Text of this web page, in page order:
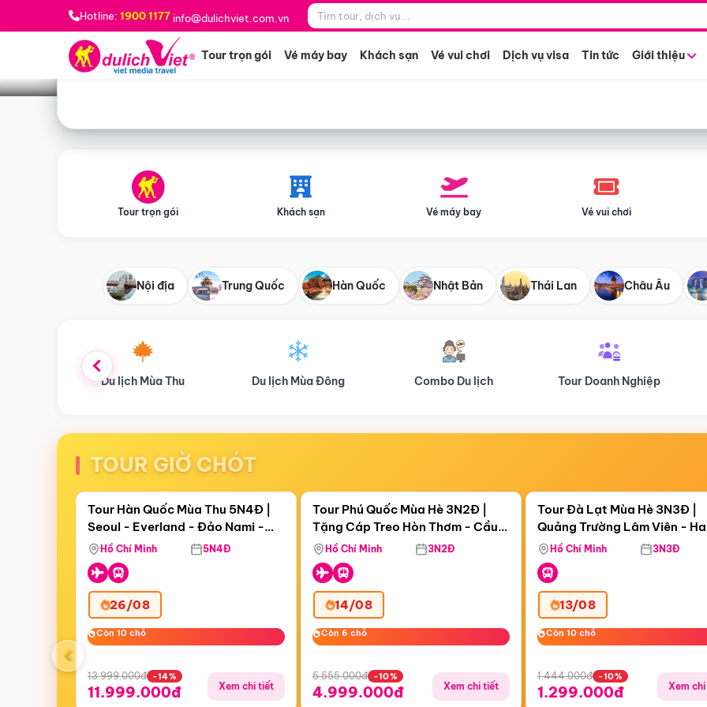
Hotline: 1900 1177 info@dulichviet.com.vn
Tour trọn gói Vé máy bay Khách sạn Vé vui chơi Dịch vụ visa Tin tức Giới thiệu
Bạn muốn đi đâu? *
Tour trọn gói Khách sạn Vé máy bay Vé vui chơi
Nội địa Trung Quốc Hàn Quốc Nhật Bản Thái Lan Châu Âu
Du lịch Mùa Đông Combo Du lịch Tour Doanh Nghiệp Du lịch Hành Hương
TOUR GIỜ CHÓT
Còn18 ngày 17:10:29
Bay Sun Phuquoc Airways
Điểm nổi bật
Tour Hàn Quốc Mùa Thu 5N4Đ |
Seoul - Everland - Đảo Nami -
Tháp Namsan (Bay Sun Phuquoc
Airways)
Hồ Chí Minh 5N4Đ
26/08
Còn 10 chỗ
Còn 10 chỗ
13.999.000đ -14%
11.999.000đ Xem chi tiết
Còn06 ngày 17:10:29
Tặng Cáp Treo Hòn Thơm
Tour Phú Quốc Mùa Hè 3N2Đ |
Tặng Cáp Treo Hòn Thơm - Cầu
Hôn - Công Viên Nước Aquatopia
Hồ Chí Minh 3N2Đ
14/08
Còn 6 chỗ
Còn 6 chỗ
5.555.000đ -10%
4.999.000đ Xem chi tiết
Còn05 ngày 17:10:29
Tour Đà Lạt Mùa Hè 3N3Đ |
Quảng Trường Lâm Viên -
Hill - Puppy Farm
Hồ Chí Minh 3N3Đ
13/08
Còn 10 chỗ
Còn 10 chỗ
1.444.000đ -10%
1.299.000đ Xem
‹